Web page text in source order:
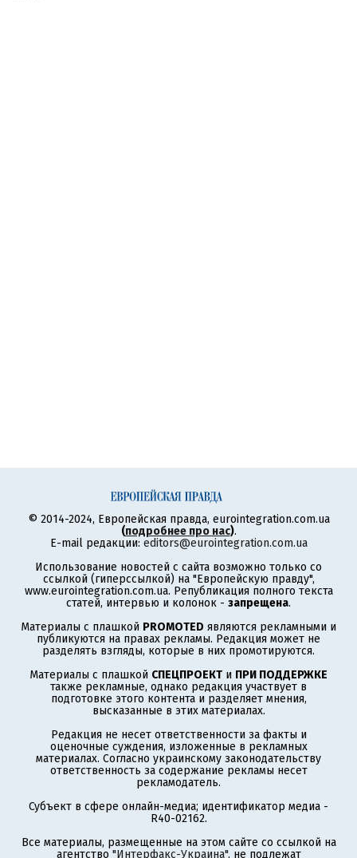
© 2014-2024, Европейская правда, eurointegration.com.ua
(подробнее про нас).
E-mail редакции: editors@eurointegration.com.ua
Использование новостей с сайта возможно только со
ссылкой (гиперссылкой) на "Европейскую правду",
www.eurointegration.com.ua. Републикация полного текста
статей, интервью и колонок - запрещена.
Материалы с плашкой PROMOTED являются рекламными и
публикуются на правах рекламы. Редакция может не
разделять взгляды, которые в них промотируются.
Материалы с плашкой СПЕЦПРОЕКТ и ПРИ ПОДДЕРЖКЕ
также рекламные, однако редакция участвует в
подготовке этого контента и разделяет мнения,
высказанные в этих материалах.
Редакция не несет ответственности за факты и
оценочные суждения, изложенные в рекламных
материалах. Согласно украинскому законодательству
ответственность за содержание рекламы несет
рекламодатель.
Субъект в сфере онлайн-медиа; идентификатор медиа -
R40-02162.
Все материалы, размещенные на этом сайте со ссылкой на
агентство "Интерфакс-Украина", не подлежат